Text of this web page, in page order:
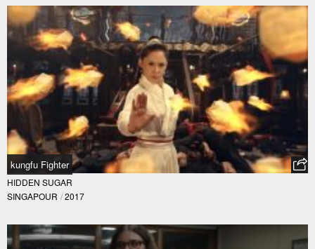
kungfu Fighter
HIDDEN SUGAR
SINGAPOUR / 2017